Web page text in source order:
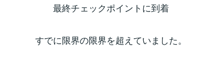
最終チェックポイントに到着
すでに限界の限界を超えていました。